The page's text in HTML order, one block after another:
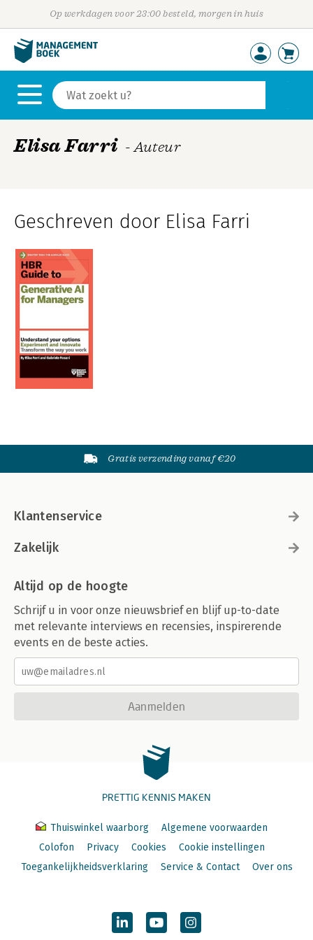
Op werkdagen voor 23:00 besteld, morgen in huis
Elisa Farri - Auteur
Geschreven door Elisa Farri
Gratis verzending vanaf €20
Klantenservice
Zakelijk
Altijd op de hoogte
Schrijf u in voor onze nieuwsbrief en blijf up-to-date
met relevante interviews en recensies, inspirerende
events en de beste acties.
Aanmelden
PRETTIG KENNIS MAKEN
Thuiswinkel waarborg
Algemene voorwaarden
Colofon
Privacy Cookies
Cookie instellingen
Toegankelijkheidsverklaring
Service & Contact Over ons